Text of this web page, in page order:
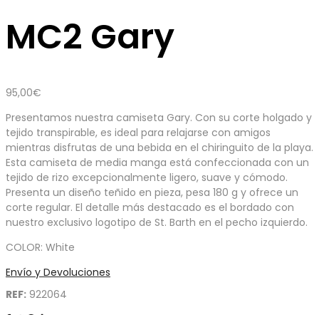
MC2 Gary
95,00€
Presentamos nuestra camiseta Gary. Con su corte holgado y
tejido transpirable, es ideal para relajarse con amigos
mientras disfrutas de una bebida en el chiringuito de la playa.
Esta camiseta de media manga está confeccionada con un
tejido de rizo excepcionalmente ligero, suave y cómodo.
Presenta un diseño teñido en pieza, pesa 180 g y ofrece un
corte regular. El detalle más destacado es el bordado con
nuestro exclusivo logotipo de St. Barth en el pecho izquierdo.
COLOR: White
Envío y Devoluciones
REF: 922064